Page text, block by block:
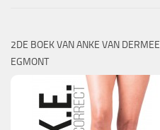
2DE BOEK VAN ANKE VAN
EGMONT